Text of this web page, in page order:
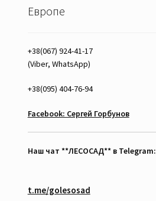
Европе
+38(067) 924-41-17
(Viber, WhatsApp)
+38(095) 404-76-94
Facebook: Сергей Горбунов
Наш чат **ЛЕСОСАД** в Telegram:
t.me/golesosad